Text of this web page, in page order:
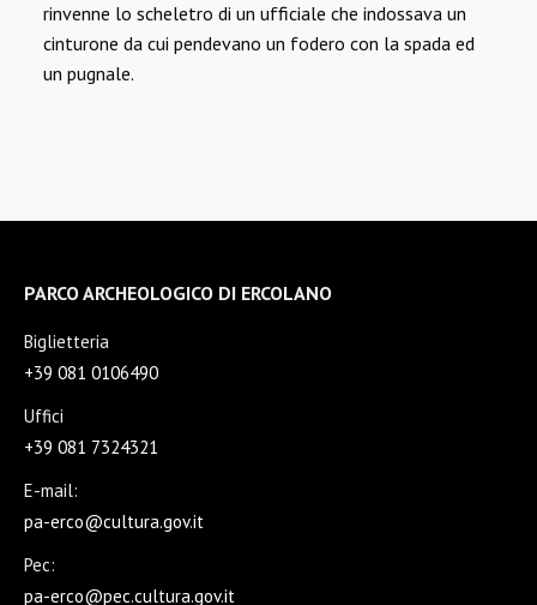
rinvenne lo scheletro di un ufficiale che indossava un
cinturone da cui pendevano un fodero con la spada ed
un pugnale.
PARCO ARCHEOLOGICO DI ERCOLANO
Biglietteria
+39 081 0106490
Uffici
+39 081 7324321
E-mail:
pa-erco@cultura.gov.it
Pec:
pa-erco@pec.cultura.gov.it